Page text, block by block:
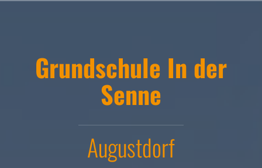
Grundschule In der
Senne
Augustdorf